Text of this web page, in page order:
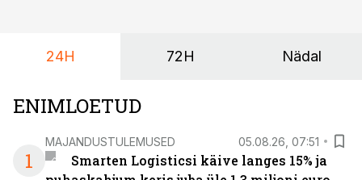
24H 72H Nädal
ENIMLOETUD
1
MAJANDUSTULEMUSED 05.08.26, 07:51
Smarten Logisticsi käive langes 15% ja